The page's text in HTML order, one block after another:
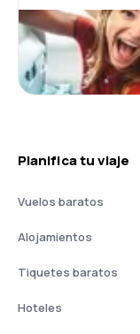
Planifica tu viaje
Vuelos baratos
Alojamientos
Tiquetes baratos
Hoteles